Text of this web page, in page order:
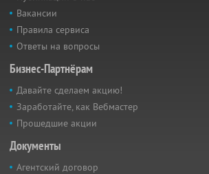
Вакансии
Правила сервиса
Ответы на вопросы
Бизнес-Партнёрам
Давайте сделаем акцию!
Заработайте, как Вебмастер
Прошедшие акции
Документы
Агентский договор